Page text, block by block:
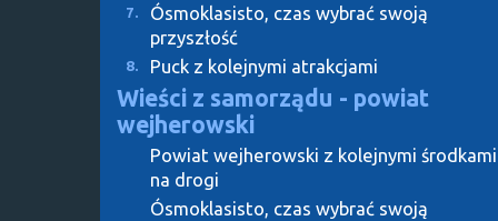
7.
Ósmoklasisto, czas wybrać swoją
przyszłość
8. Puck z kolejnymi atrakcjami
Wieści z samorządu - powiat
wejherowski
Powiat wejherowski z kolejnymi środkami
na drogi
Ósmoklasisto, czas wybrać swoją